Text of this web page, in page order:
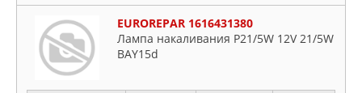
EUROREPAR 1616431380
Лампа накаливания P21/5W 12V 21/5W
BAY15d